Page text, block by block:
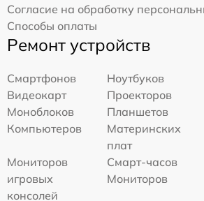
Согласие на обработку
Способы оплаты
Ремонт устройств
Смартфонов
Ноутбуков
Видеокарт
Проекторов
Моноблоков
Планшетов
Компьютеров
Материнских
плат
Мониторов
Смарт-часов
игровых
консолей
Мониторов